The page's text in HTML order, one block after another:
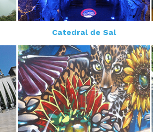
Catedral de Sal